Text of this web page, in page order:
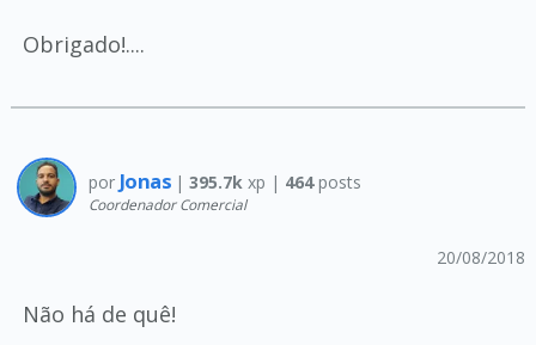
Obrigado!....
por Jonas |395.7k xp | 464posts
Coordenador Comercial
20/08/2018
Não há de quê!